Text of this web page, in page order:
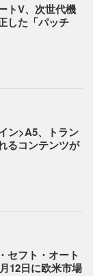
トV、次世代機
した「パッチ
ン>A5、トラン
るコンテンツが
セフト・オート
12日に欧米市場